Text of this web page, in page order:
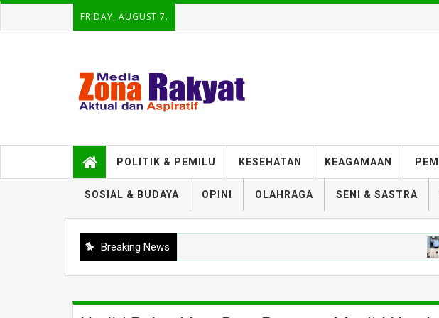
FRIDAY, AUGUST 7.
POLITIK & PEMILU KESEHATAN KEAGAMAAN
SOSIAL & BUDAYA OPINI OLAHRAGA SENI & SASTRA
Breaking News